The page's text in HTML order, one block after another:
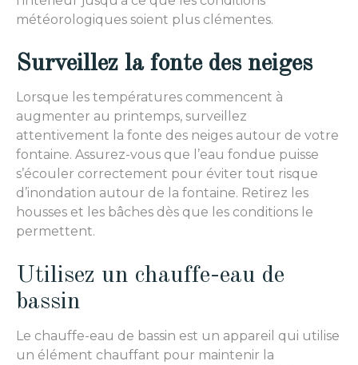
météorologiques soient plus clémentes.
Surveillez la fonte des neiges
Lorsque les températures commencent à
augmenter au printemps, surveillez
attentivement la fonte des neiges autour de votre
fontaine. Assurez-vous que l’eau fondue puisse
s’écouler correctement pour éviter tout risque
d’inondation autour de la fontaine. Retirez les
housses et les bâches dès que les conditions le
permettent.
Utilisez un chauffe-eau de
bassin
Le chauffe-eau de bassin est un appareil qui utilise
un élément chauffant pour maintenir la